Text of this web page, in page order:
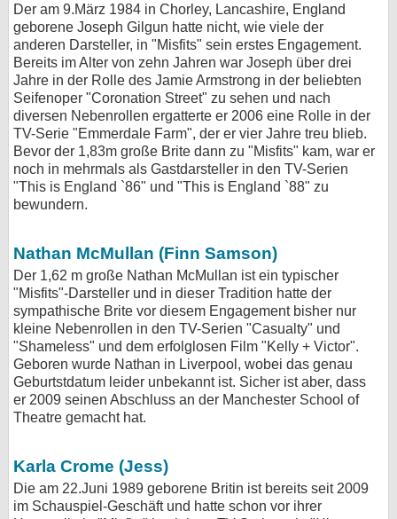
Der am 9.März 1984 in Chorley, Lancashire, England
geborene Joseph Gilgun hatte nicht, wie viele der
anderen Darsteller, in "Misfits" sein erstes Engagement.
Bereits im Alter von zehn Jahren war Joseph über drei
Jahre in der Rolle des Jamie Armstrong in der beliebten
Seifenoper "Coronation Street" zu sehen und nach
diversen Nebenrollen ergatterte er 2006 eine Rolle in der
TV-Serie "Emmerdale Farm", der er vier Jahre treu blieb.
Bevor der 1,83m große Brite dann zu "Misfits" kam, war er
noch in mehrmals als Gastdarsteller in den TV-Serien
"This is England `86" und "This is England `88" zu
bewundern.
Nathan McMullan (Finn Samson)
Der 1,62 m große Nathan McMullan ist ein typischer
"Misfits"-Darsteller und in dieser Tradition hatte der
sympathische Brite vor diesem Engagement bisher nur
kleine Nebenrollen in den TV-Serien "Casualty" und
"Shameless" und dem erfolglosen Film "Kelly + Victor".
Geboren wurde Nathan in Liverpool, wobei das genau
Geburtstdatum leider unbekannt ist. Sicher ist aber, dass
er 2009 seinen Abschluss an der Manchester School of
Theatre gemacht hat.
Karla Crome (Jess)
Die am 22.Juni 1989 geborene Britin ist bereits seit 2009
im Schauspiel-Geschäft und hatte schon vor ihrer